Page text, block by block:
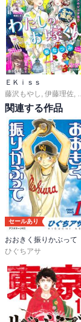
ＥＫｉｓｓ
藤沢もやし 伊藤理佐
関連する作品
セールあり
おおきく振りかぶって
ひぐちアサ